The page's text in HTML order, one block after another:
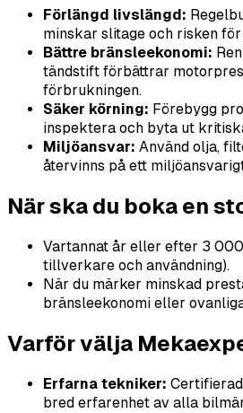
Förlängd livslängd:
minskar slitage och risken
Bättre bränsleekonomi:
tändstift förbättrar
förbrukningen.
Säker körning: Förebygg
inspektera och byta ut
Miljöansvar: Använd olja,
återvinns på ett
När ska du boka en
Vartannat år eller efter 3
tillverkare och användning).
När du märker minskad
bränsleekonomi eller
Varför välja
Erfarna tekniker:
bred erfarenhet av alla